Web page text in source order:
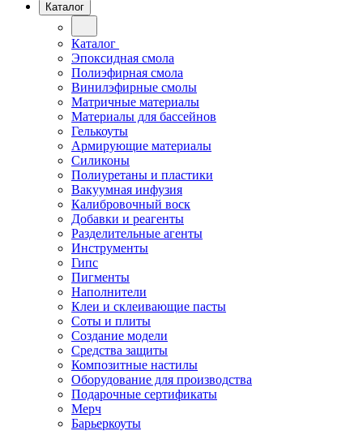
Каталог
Каталог
Эпоксидная смола
Полиэфирная смола
Винилэфирные смолы
Матричные материалы
Материалы для бассейнов
Гелькоуты
Армирующие материалы
Силиконы
Полиуретаны и пластики
Вакуумная инфузия
Калибровочный воск
Добавки и реагенты
Разделительные агенты
Инструменты
Гипс
Пигменты
Наполнители
Клеи и склеивающие пасты
Соты и плиты
Создание модели
Средства защиты
Композитные настилы
Оборудование для производства
Подарочные сертификаты
Мерч
Барьеркоуты